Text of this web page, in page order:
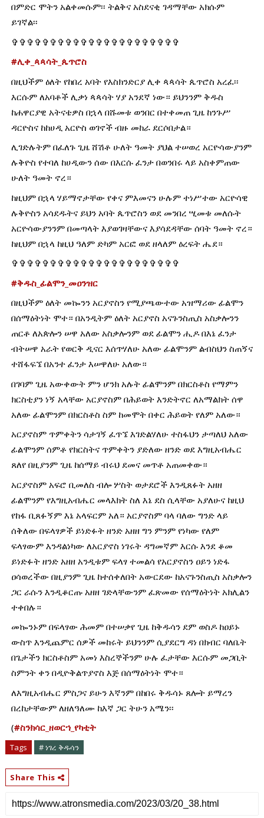
በምድር ሞትን አልቀመሱም፡፡ ትልቅና አስደናቂ ገዳማቸው አክሱም
ይገኛል፡፡
✞✞✞✞✞✞✞✞✞✞✞✞✞✞✞✞✞✞✞✞✞✞
#ሊቀ_ጳጳሳት_ጴጥሮስ
በዚህችም ዕለት የከበረ አባት የእስክንድርያ ሊቀ ጳጳሳት ጴጥሮስ አረፈ፡፡
እርሱም ለአባቶች ሊቃነ ጳጳሳት ሃያ አንደኛ ነው። ይህንንም ቅዱስ
ከሐዋርያዊ አትናቴዎስ በኋላ በሹመቱ ወንበር በተቀመጠ ጊዜ ከንጉሥ
ዳርዮስና ከከሀዲ አርዮስ ወገኖች ብዙ መከራ ደርሶበታል።
ሊገድሉትም በፈለጉ ጊዜ ሸሽቶ ሁለት ዓመት ያህል ተሠወረ አርዮሳውያንም
ሉቅዮስ የተባለ ከሀዲውን ሰው በእርሱ ፈንታ በወንበሩ ላይ አስቀምጠው
ሁለት ዓመት ኖረ።
ከዚህም በኋላ ሃይማኖታቸው የቀና ምእመናን ሁሉም ተነሥተው አርዮሳዊ
ሉቅዮስን አሳደዱትና ይህን አባት ጴጥሮስን ወደ መንበረ ሢመቱ መለሱት
አርዮሳውያንንም በመጣላት እያወገዛቸውና እያሳደዳቸው ሰባት ዓመት ኖረ።
ከዚህም በኋላ ከዚህ ዓለም ድካም አርፎ ወደ ዘላለም ዕረፍት ሔደ።
✞✞✞✞✞✞✞✞✞✞✞✞✞✞✞✞✞✞✞✞✞✞
#ቅዱስ_ፊልሞን_መዐንዝር
በዚህችም ዕለት መኰንን አርያኖስን የሚያጫውተው አዝማሪው ፊልሞን
በሰማዕትነት ሞተ። በአንዲትም ዕለት አርያኖስ አናጉንስጢስ አስቃሎንን
ጠርቶ ለአጵሎን ሠዋ አለው አስቃሎንም ወደ ፊልሞን ሒዶ በእኔ ፈንታ
ብትሠዋ አራት የወርቅ ዲናር እሰጥሃለሁ አለው ፊልሞንም ልብስህን ስጠኝና
ተሸፋፍኜ በአንተ ፈንታ እሠዋለሁ አለው።
በገባም ጊዜ አውቀውት ምን ሆንክ አሉት ፊልሞንም በክርስቶስ የማምን
ክርስቲያን ነኝ አላቸው አርያኖስም በሕይወት እንድትኖር ለአማልክት ሰዋ
አለው ፊልሞንም በክርስቶስ ስም ከመሞት በቀር ሕይወት የለም አለው።
አርያኖስም ጥምቀትን ሳታገኝ ፈጥኜ እገድልሃለሁ ተስፋህን ታጣለህ አለው
ፊልሞንም ሰምቶ የክርስትና ጥምቀትን ያድለው ዘንድ ወደ እግዚአብሔር
ጸለየ በዚያንም ጊዜ ከሰማይ ብሩህ ደመና መጥቶ አጠመቀው።
አርያኖስም አፍሮ ቢመለስ ብሎ ሦስት ወታደሮች እንዲጸፉት አዘዘ
ፊልሞንም የእግዚአብሔር መላእክት ስለ እኔ ደስ ሲላቸው አያለሁና ከዚህ
የከፋ ቢጸፉኝም እኔ አላፍርም አለ። አርያኖስም ባላ ባለው ግንድ ላይ
ሰቅለው በፍላፃዎች ይነድፉት ዘንድ አዘዘ ግን ምንም የነካው የለም
ፍላፃውም እንዳልነካው ለአርያኖስ ነገሩት ዳግመኛም እርሱ እንደ ቆመ
ይነድፉት ዘንድ አዘዘ አንዲቱም ፍላፃ ተመልሳ የአርያኖስን ዐይን ነድፋ
ዐሳወረችው በዚያንም ጊዜ ከተሰቀለበት አውርደው ከአናጉንስጢስ አስቃሎን
ጋር ራሱን እንዲቆርጡ አዘዘ ገድላቸውንም ፈጽመው የሰማዕትነት አክሊልን
ተቀበሉ።
መኰንኑም በፍላፃው ሕመም በተሠቃየ ጊዜ ከቅዱሳን ደም ወስዶ ከዐይኑ
ውስጥ እንዲጨምር ሰዎች መከሩት ይህንንም ሲያደርግ ዳነ በክብር ባለቤት
በጌታችን ክርስቶስም አመነ እስረኞችንም ሁሉ ፈታቸው እርሱም መጋቢት
ስምንት ቀን በዲዮቅልጥያኖስ እጅ በሰማዕትነት ሞተ።
ለእግዚአብሔር ምስጋና ይሁን እኛንም በከበሩ ቅዱሳኑ ጸሎት ይማረን
በረከታቸውም ለዘለዓለሙ ከእኛ ጋር ትሁን አሜን፡፡
(#ስንክሳር_ዘወርኀ_የካቲት
Tags # ነገረ ቅዱሳን
Share This